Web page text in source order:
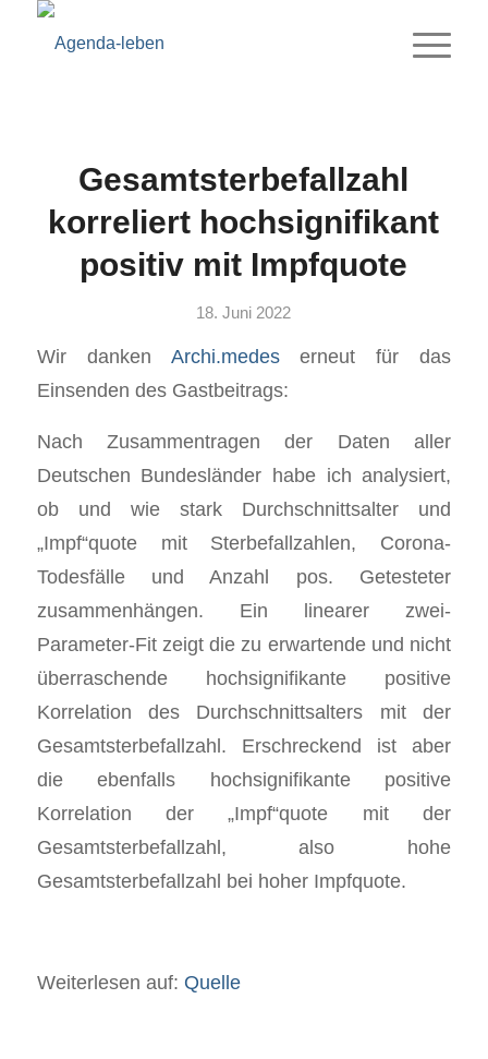
Gesamtsterbefallzahl
korreliert hochsignifikant
positiv mit Impfquote
18. Juni 2022
Wir danken Archi.medeserneut für das
Einsenden des Gastbeitrags:
Nach Zusammentragen der Daten aller
Deutschen Bundesländer habe ich analysiert,
ob und wie stark Durchschnittsalter und
„Impf“quote mit Sterbefallzahlen, Corona-
Todesfälle und Anzahl pos. Getesteter
zusammenhängen. Ein linearer zwei-
Parameter-Fit zeigt die zu erwartende und nicht
überraschende hochsignifikante positive
Korrelation des Durchschnittsalters mit der
Gesamtsterbefallzahl. Erschreckend ist aber
die ebenfalls hochsignifikante positive
Korrelation der „Impf“quote mit der
Gesamtsterbefallzahl, also hohe
Gesamtsterbefallzahl bei hoher Impfquote.
Weiterlesen auf: Quelle